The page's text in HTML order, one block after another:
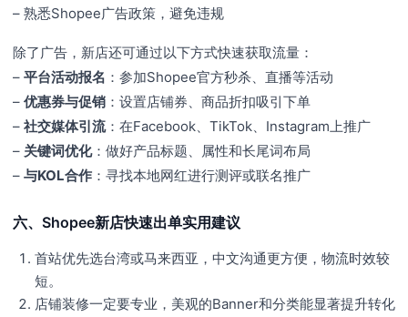
– 熟悉Shopee广告政策，避免违规
除了广告，新店还可通过以下方式快速获取流量：
– 平台活动报名 ：参加Shopee官方秒杀、直播等活动
– 优惠券与促销 ：设置店铺券、商品折扣吸引下单
– 社交媒体引流：在Facebook、TikTok、Instagram上推广
– 关键词优化：做好产品标题、属性和长尾词布局
– 与KOL合作 ：寻找本地网红进行测评或联名推广
六、Shopee新店快速出单实用建议
首站优先选台湾或马来西亚，中文沟通更方便，物流时效较
短。
店铺装修一定要专业，美观的Banner和分类能显著提升转化